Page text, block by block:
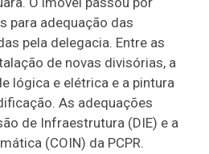
para adequação das
pela delegacia. Entre as
de novas divisórias, a
lógica e elétrica e a pintura
As adequações
de Infraestrutura (DIE) e a
(COIN) da PCPR.